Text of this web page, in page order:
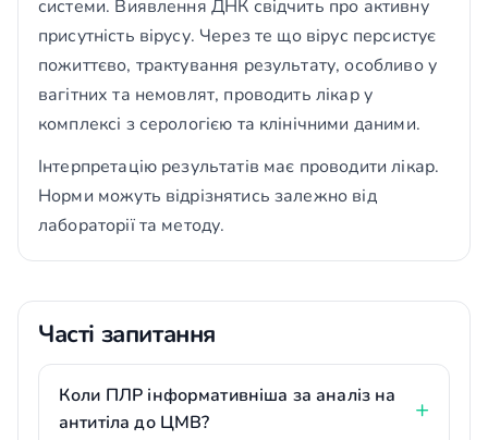
системи. Виявлення ДНК свідчить про активну
присутність вірусу. Через те що вірус персистує
пожиттєво, трактування результату, особливо у
вагітних та немовлят, проводить лікар у
комплексі з серологією та клінічними даними.
Інтерпретацію результатів має проводити лікар.
Норми можуть відрізнятись залежно від
лабораторії та методу.
Часті запитання
Коли ПЛР інформативніша за аналіз на
антитіла до ЦМВ?